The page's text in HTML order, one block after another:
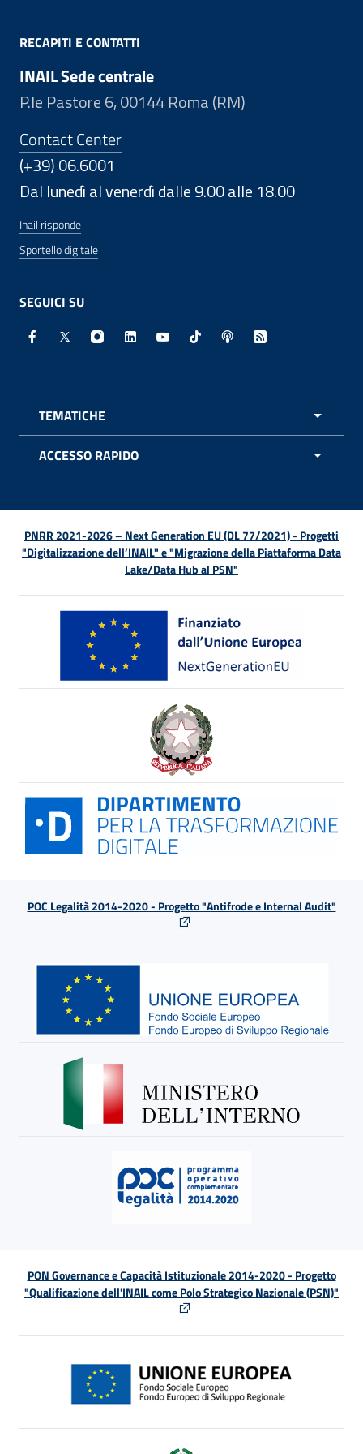
RECAPITI E CONTATTI
INAIL Sede centrale
P.le Pastore 6, 00144 Roma (RM)
Contact Center
(+39) 06.6001
Dal lunedì al venerdì dalle 9.00 alle 18.00
Inail risponde
Sportello digitale
SEGUICI SU
Facebook - Sito esterno - Apertura in nuova finestra
X - Sito esterno - Apertura in nuova finestra
Instagram - Sito esterno - Apertura in
Linkedin - Sito esterno - Apertura in
Youtube - Sito esterno -
TikTok - Sito esterno -
Spreaker - Sito
Feed RSS -
TEMATICHE
ACCESSO RAPIDO
PNRR 2021-2026 – Next Generation EU (DL 77/2021) - Progetti
"Digitalizzazione dell’INAIL" e "Migrazione della Piattaforma Data
Lake/Data Hub al PSN"
POC Legalità 2014-2020 - Progetto "Antifrode e Internal Audit"
PON Governance e Capacità Istituzionale 2014-2020 - Progetto
"Qualificazione dell'INAIL come Polo Strategico Nazionale (PSN)"